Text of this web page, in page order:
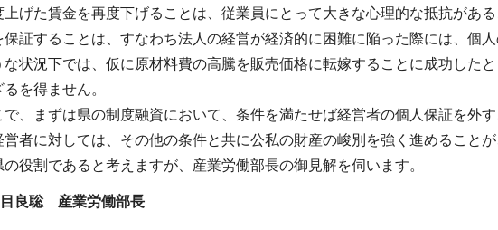
上げた賃金を再度下げることは、従業員にとって大きな心理的な抵抗があ
保証することは、すなわち法人の経営が経済的に困難に陥った際には、個
な状況下では、仮に原材料費の高騰を販売価格に転嫁することに成功した
るを得ません。
で、まずは県の制度融資において、条件を満たせば経営者の個人保証を外
営者に対しては、その他の条件と共に公私の財産の峻別を強く進めること
の役割であると考えますが、産業労働部長の御見解を伺います。
良聡 産業労働部長